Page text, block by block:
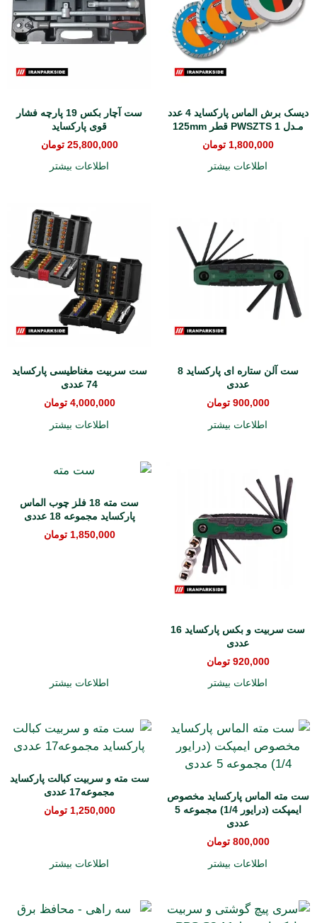
دیسک برش الماس پارکساید 4 عدد
مـدل PWSZTS 1 قطر 125mm
1,800,000 تومان
اطلاعات بیشتر
ست آچار بکس 19 پارچه فشار
قوی پارکساید
25,800,000 تومان
اطلاعات بیشتر
ست آلن ستاره ای پارکساید 8
عددی
900,000 تومان
اطلاعات بیشتر
ست سربیت مغناطیسی پارکساید
74 عددی
4,000,000 تومان
اطلاعات بیشتر
ست سربیت و بکس پارکساید 16
عددی
920,000 تومان
اطلاعات بیشتر
ست مته 18 فلز چوب الماس
پارکساید مجموعه 18 عددی
1,850,000 تومان
اطلاعات بیشتر
ست مته الماس پارکساید مخصوص
ایمپکت (درایور 1/4) مجموعه 5
عددی
800,000 تومان
اطلاعات بیشتر
ست مته و سربیت کبالت پارکساید
مجموعه17 عددی
1,250,000 تومان
اطلاعات بیشتر